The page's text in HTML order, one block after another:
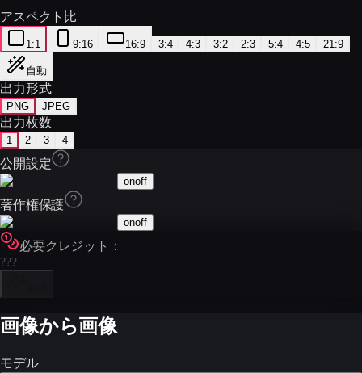
アスペクト比
1:1 9:16 16:9 3:4 4:3 3:2 2:3 5:4 4:5 21:9
自動
出力形式
PNG JPEG
出力枚数
1 2 3 4
公開設定
onoff
著作権保護
onoff
必要クレジット：
???
画像から画像
モデル